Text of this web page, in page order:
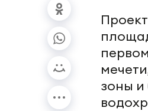
зоны и